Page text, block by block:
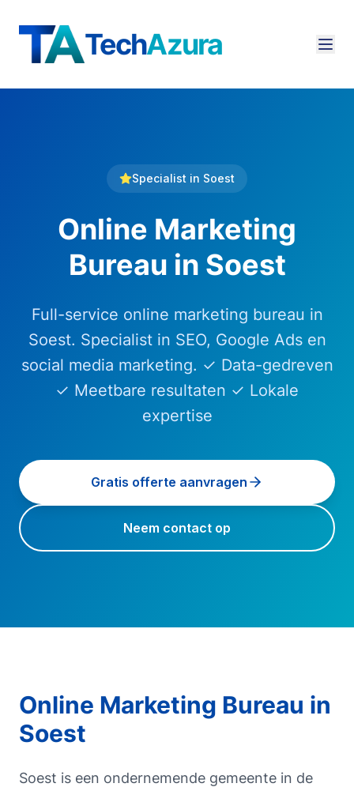
TechAzura
Specialist in Soest
Online Marketing
Bureau in Soest
Full-service online marketing bureau in
Soest. Specialist in SEO, Google Ads en
social media marketing. ✓ Data-gedreven
✓ Meetbare resultaten ✓ Lokale
expertise
Gratis offerte aanvragen
Neem contact op
Online Marketing Bureau in
Soest
Soest is een ondernemende gemeente in de